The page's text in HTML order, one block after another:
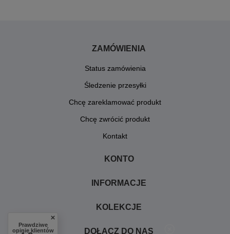
ZAMÓWIENIA
Status zamówienia
Śledzenie przesyłki
Chcę zareklamować produkt
Chcę zwrócić produkt
Kontakt
KONTO
INFORMACJE
KOLEKCJE
DOŁĄCZ DO NAS
Prawdziwe
opinie klientów